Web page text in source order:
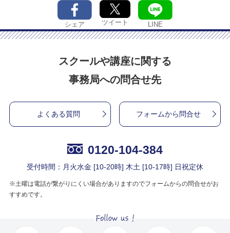
シェア ツイート LINE
スクールや講座に関する
事務局への問合せ先
よくある質問 フォームから問合せ
0120-104-384
受付時間：月火水金 [10-20時] 木土 [10-17時] 日祝定休
※土曜は電話が繋がりにくい場合がありますのでフォームからの問合せがお
すすめです。